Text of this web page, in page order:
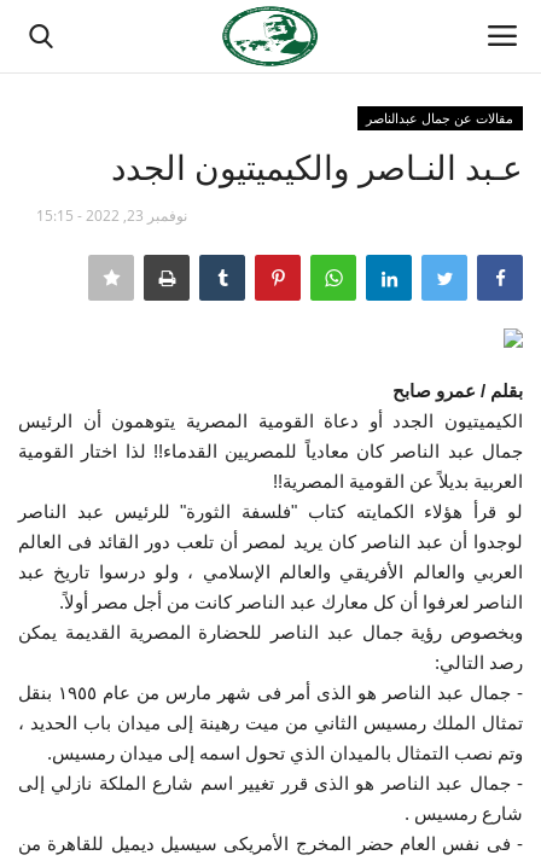
مدرسة الطليعة الوطنية
منتدى ناصر الدولي
حركة ناصر الشبابية
مصر
فريق العمل
إرث جمال عبدالناصر
أخبار
شروط وأحكام منحة ناصر للقيادة الدولية
منحة ناصر للقيادة الدولية
مرجعياتنا
مقالات عن جمال عبدالناصر
عـبد النـاصر والكيميتيون الجدد
نوفمبر 23, 2022 - 15:15
بقلم / عمرو صابح
الكيميتيون الجدد أو دعاة القومية المصرية يتوهمون أن الرئيس
جمال عبد الناصر كان معادياً للمصريين القدماء!! لذا اختار القومية
العربية بديلاً عن القومية المصرية!!
لو قرأ هؤلاء الكمايته كتاب "فلسفة الثورة" للرئيس عبد الناصر
لوجدوا أن عبد الناصر كان يريد لمصر أن تلعب دور القائد فى العالم
العربي والعالم الأفريقي والعالم الإسلامي ، ولو درسوا تاريخ عبد
الناصر لعرفوا أن كل معارك عبد الناصر كانت من أجل مصر أولاً.
وبخصوص رؤية جمال عبد الناصر للحضارة المصرية القديمة يمكن
رصد التالي:
- جمال عبد الناصر هو الذى أمر فى شهر مارس من عام ١٩٥٥ بنقل
تمثال الملك رمسيس الثاني من ميت رهينة إلى ميدان باب الحديد ،
وتم نصب التمثال بالميدان الذي تحول اسمه إلى ميدان رمسيس.
- جمال عبد الناصر هو الذى قرر تغيير اسم شارع الملكة نازلي إلى
شارع رمسيس .
- فى نفس العام حضر المخرج الأمريكى سيسيل ديميل للقاهرة من